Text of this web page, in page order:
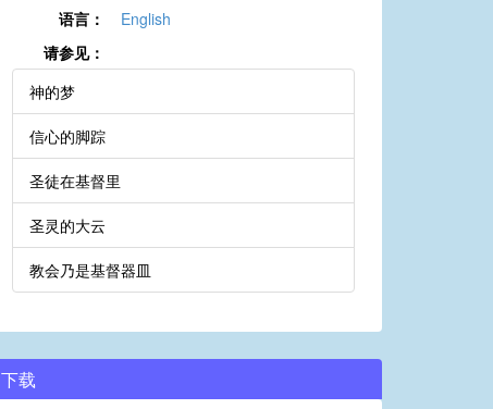
语言：
English
请参见：
神的梦
信心的脚踪
圣徒在基督里
圣灵的大云
教会乃是基督器皿
下载